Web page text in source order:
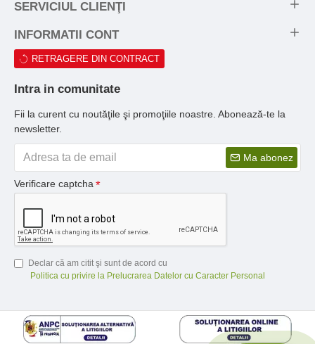
SERVICIUL CLIENŢI
INFORMATII CONT
RETRAGERE DIN CONTRACT
Intra in comunitate
Fii la curent cu noutăţile şi promoţiile noastre. Abonează-te la
newsletter.
Ma abonez
Verificare captcha
Declar că am citit şi sunt de acord cu
Politica cu privire la Prelucrarea Datelor cu Caracter Personal